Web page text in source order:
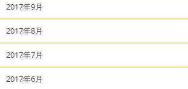
2017年9月
2017年8月
2017年7月
2017年6月